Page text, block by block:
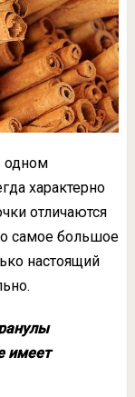
одном
характерно
отличаются
самое большое
настоящий
имеет